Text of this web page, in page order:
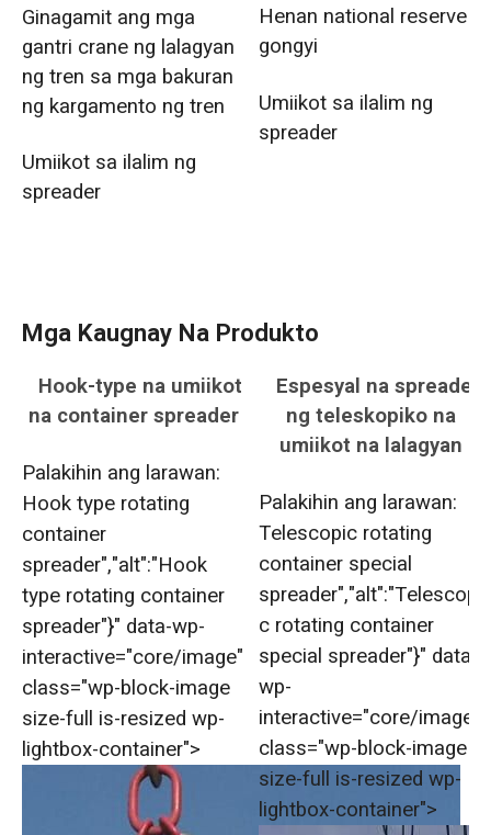
Ginagamit ang mga
gantri crane ng lalagyan
ng tren sa mga bakuran
ng kargamento ng tren
Umiikot sa ilalim ng
spreader
Henan national reserve
gongyi
Umiikot sa ilalim ng
spreader
Mga Kaugnay Na Produkto
Hook-type na umiikot
na container spreader
Palakihin ang larawan:
Hook type rotating
container
spreader","alt":"Hook
type rotating container
spreader"}" data-wp-
interactive="core/image"
class="wp-block-image
size-full is-resized wp-
lightbox-container">
Espesyal na spreader
ng teleskopiko na
umiikot na lalagyan
Palakihin ang larawan:
Telescopic rotating
container special
spreader","alt":"Telescopi
c rotating container
special spreader"}" data-
wp-
interactive="core/image"
class="wp-block-image
size-full is-resized wp-
lightbox-container">